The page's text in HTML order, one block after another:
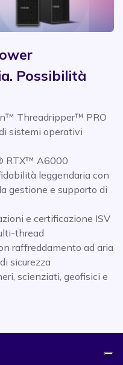
Possibilità
Threadripper™ PRO
sistemi operativi
RTX™ A6000
leggendaria con
gestione e supporto di
e certificazione ISV
thread
raffreddamento ad aria
sicurezza
scienziati, geofisici e